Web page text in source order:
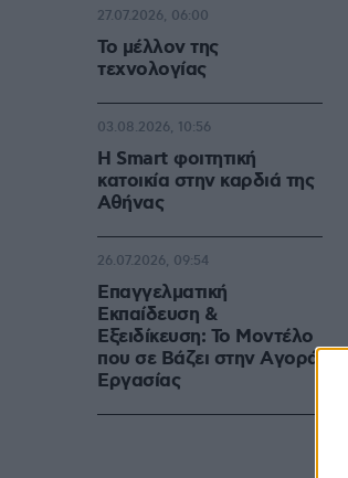
Το μέλλον της
τεχνολογίας
27.07.2026, 06:00
Η Smart φοιτητική
κατοικία στην καρδιά της
Αθήνας
03.08.2026, 10:56
Επαγγελματική
Εκπαίδευση &
Εξειδίκευση: Το Mοντέλο
που σε Bάζει στην Aγορά
Eργασίας
26.07.2026, 09:54